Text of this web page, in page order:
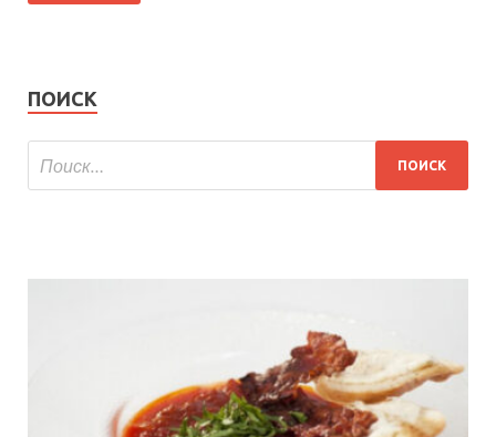
ПОИСК